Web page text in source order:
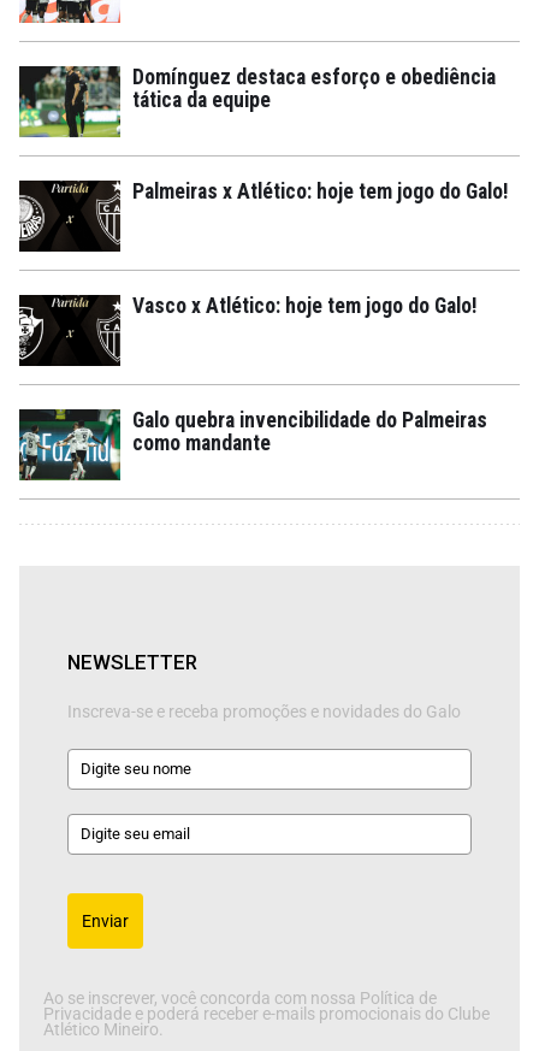
Domínguez destaca esforço e obediência
tática da equipe
Palmeiras x Atlético: hoje tem jogo do Galo!
Vasco x Atlético: hoje tem jogo do Galo!
Galo quebra invencibilidade do Palmeiras
como mandante
NEWSLETTER
Inscreva-se e receba promoções e novidades do Galo
Enviar
Ao se inscrever, você concorda com nossa Política de
Privacidade e poderá receber e-mails promocionais do Clube
Atlético Mineiro.